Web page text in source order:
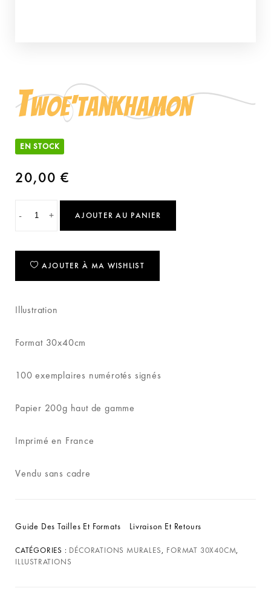
Twoe‘tankhamon
EN STOCK
20,00 €
- + AJOUTER AU PANIER
AJOUTER À MA WISHLIST
Illustration
Format 30x40cm
100 exemplaires numérotés signés
Papier 200g haut de gamme
Imprimé en France
Vendu sans cadre
Guide Des Tailles Et Formats Livraison Et Retours
CATÉGORIES : DÉCORATIONS MURALES, FORMAT 30X40CM,
ILLUSTRATIONS